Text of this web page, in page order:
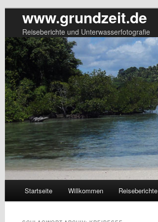
www.grundzeit.de
Reiseberichte und Unterwasserfotografie
Zum
Zum
Startseite Willkommen Reiseberichte